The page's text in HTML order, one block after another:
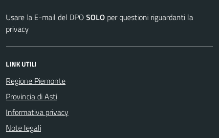
Usare la E-mail del DPO SOLO per questioni riguardanti la
privacy
LINK UTILI
Regione Piemonte
Provincia di Asti
Informativa privacy
Note legali